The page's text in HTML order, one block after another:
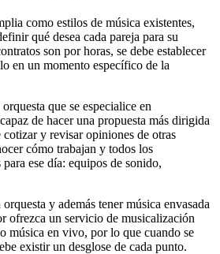
como estilos de música existentes,
qué desea cada pareja para su
son por horas, se debe establecer
en un momento específico de la
que se especialice en
de hacer una propuesta más dirigida
y revisar opiniones de otras
cómo trabajan y todos los
ese día: equipos de sonido,
y además tener música envasada
ofrezca un servicio de musicalización
música en vivo, por lo que cuando se
existir un desglose de cada punto.